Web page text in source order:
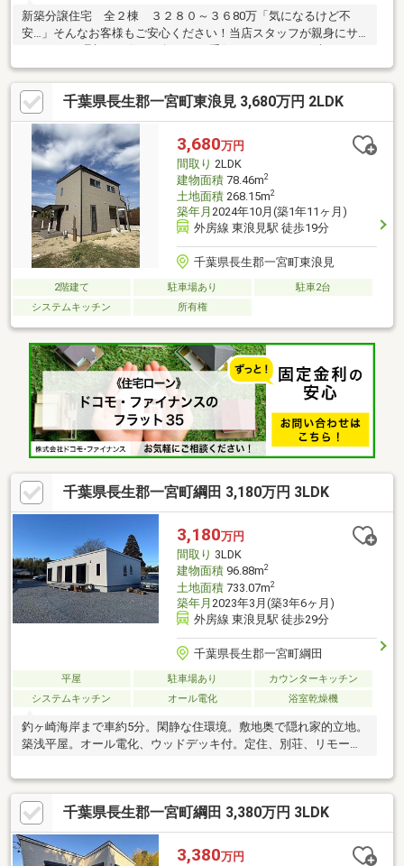
新築分譲住宅 全２棟 ３２８０～３６80万「気になるけど不
安…」そんなお客様もご安心ください！当店スタッフが親身にサ
のご案内も可能です。お気軽にお問い合わせください！◆「理想
の住まい、安心の資金計画で手に入れよう。」◆「新しい家、新
しいスタート。私たちがサポートします。」◆「住まいの夢を現
実に。ローン計画もお任せ！」◆「安心の資金プランで、あなた
のマイホームを実現。」◆「不動産購入も、資金計画も、私たち
にお任せ！」年中無休
千葉県長生郡一宮町東浪見 3,680万円 2LDK
3,680万円
間取り 2LDK
建物面積78.46m2
土地面積268.15m2
築年月 2024年10月(築1年11ヶ月)
外房線 東浪見駅 徒歩19分
千葉県長生郡一宮町東浪見
2階建て 駐車場あり
駐車2台
システムキッチン
所有権
千葉県長生郡一宮町綱田 3,180万円 3LDK
3,180万円
間取り 3LDK
建物面積96.88m2
土地面積733.07m2
築年月 2023年3月(築3年6ヶ月)
外房線 東浪見駅 徒歩29分
千葉県長生郡一宮町綱田
平屋 駐車場あり
カウンターキッチン
システムキッチン
オール電化 浴室乾燥機
釣ヶ崎海岸まで車約5分。閑静な住環境。敷地奥で隠れ家的立地。
築浅平屋。オール電化、ウッドデッキ付。定住、別荘、リモート
千葉県長生郡一宮町綱田 3,380万円 3LDK
3,380万円